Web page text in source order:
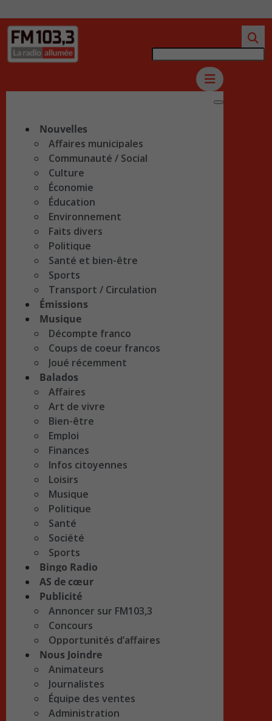
Nouvelles
Affaires municipales
Communauté / Social
Culture
Économie
Éducation
Environnement
Faits divers
Politique
Santé et bien-être
Sports
Transport / Circulation
Émissions
Musique
Décompte franco
Coups de coeur francos
Joué récemment
Balados
Affaires
Art de vivre
Bien-être
Emploi
Finances
Infos citoyennes
Loisirs
Musique
Politique
Santé
Société
Sports
Bingo Radio
AS de cœur
Publicité
Annoncer sur FM103,3
Concours
Opportunités d’affaires
Nous Joindre
Animateurs
Journalistes
Équipe des ventes
Administration